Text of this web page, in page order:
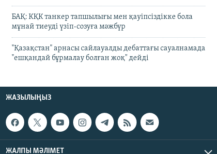
БАҚ: КҚК танкер тапшылығы мен қауіпсіздікке бола
мұнай тиеуді үзіп-созуға мәжбүр
"Қазақстан" арнасы сайлауалды дебаттағы сауалнамада
"ешқандай бұрмалау болған жоқ" дейді
ЖАЗЫЛЫҢЫЗ
ЖАЛПЫ МӘЛІМЕТ